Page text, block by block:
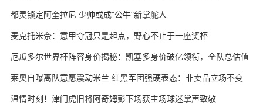
都灵锁定阿奎拉尼 少帅或成"公牛"新掌舵人
麦克托米奈：意甲夺冠只是起点，野心不止于一座奖杯
厄瓜多尔世界杯阵容身价揭秘：凯塞多身价破亿领衔，全队总估值
近3.7亿欧
莱奥自曝离队意愿震动米兰 红黑军团强硬表态：非卖品立场不变
温情时刻！津门虎旧将阿奇姆彭下场获主场球迷掌声致敬